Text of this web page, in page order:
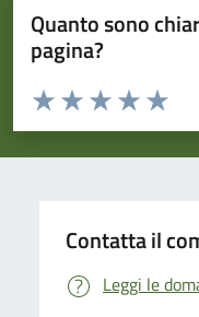
Quanto sono
pagina?
Valuta da 1 a 5 stelle la
Valuta
Valuta 4
Valuta 3 stelle
Valuta 2 stelle su
Valuta 1 stelle su 5
Contatta il
Leggi le